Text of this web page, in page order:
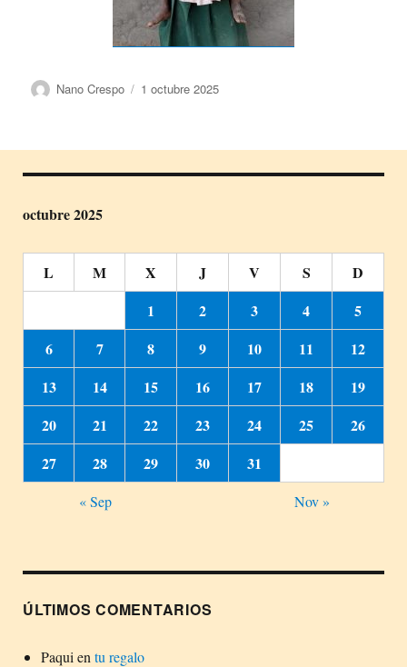
Autor
Nano Crespo
Publicado
1 octubre 2025
octubre 2025
L M X J V S
D
1
2 3 4
5
6
7 8 9 10 11
12
13
14 15 16 17 18
19
20
21 22 23 24 25
26
27
28 29 30 31
« Sep Nov »
ÚLTIMOS COMENTARIOS
Paqui en tu regalo